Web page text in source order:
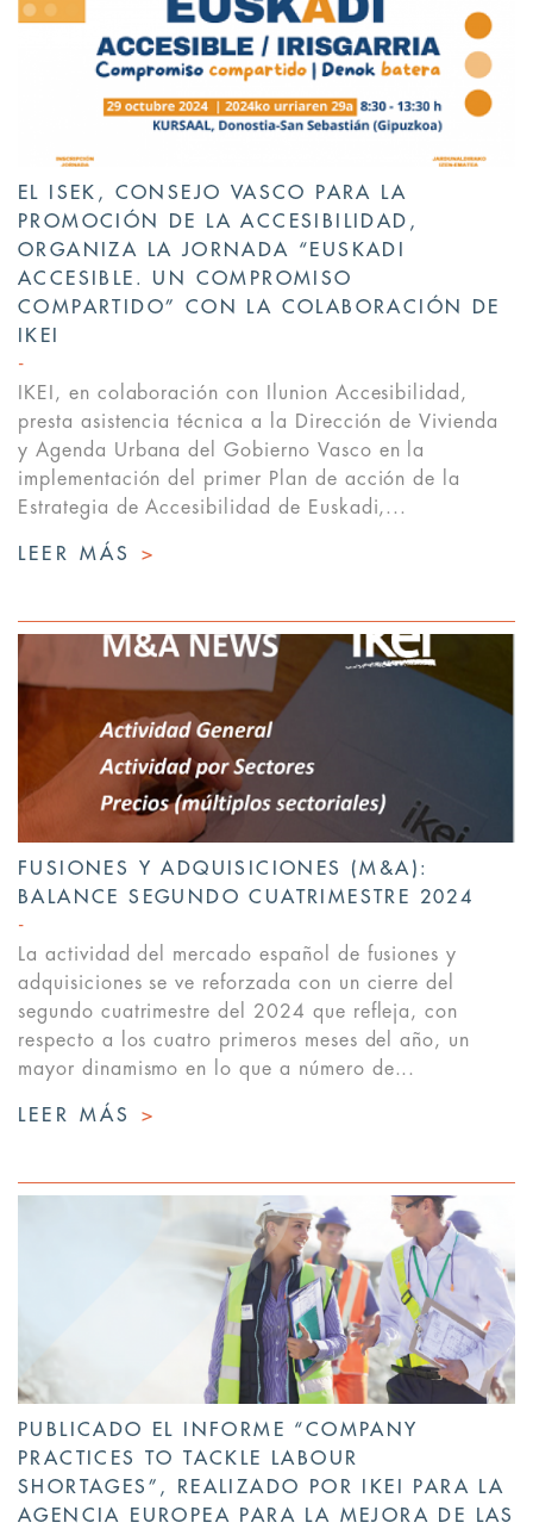
EL ISEK, CONSEJO VASCO PARA LA
PROMOCIÓN DE LA ACCESIBILIDAD,
ORGANIZA LA JORNADA “EUSKADI
ACCESIBLE. UN COMPROMISO
COMPARTIDO” CON LA COLABORACIÓN DE
IKEI
IKEI, en colaboración con Ilunion Accesibilidad,
presta asistencia técnica a la Dirección de Vivienda
y Agenda Urbana del Gobierno Vasco en la
implementación del primer Plan de acción de la
Estrategia de Accesibilidad de Euskadi,...
LEER MÁS >
FUSIONES Y ADQUISICIONES (M&A):
BALANCE SEGUNDO CUATRIMESTRE 2024
La actividad del mercado español de fusiones y
adquisiciones se ve reforzada con un cierre del
segundo cuatrimestre del 2024 que refleja, con
respecto a los cuatro primeros meses del año, un
mayor dinamismo en lo que a número de...
LEER MÁS >
PUBLICADO EL INFORME “COMPANY
PRACTICES TO TACKLE LABOUR
SHORTAGES”, REALIZADO POR IKEI PARA LA
AGENCIA EUROPEA PARA LA MEJORA DE LAS